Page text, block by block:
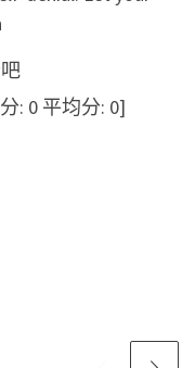
: 0 平均分: 0]